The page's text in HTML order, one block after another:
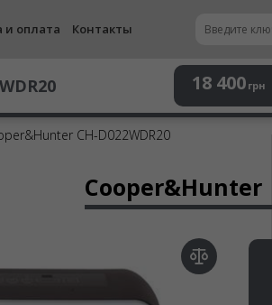
и оплата Контакты
CH-D022WDR20
18 400 грн
Cooper&Hunter